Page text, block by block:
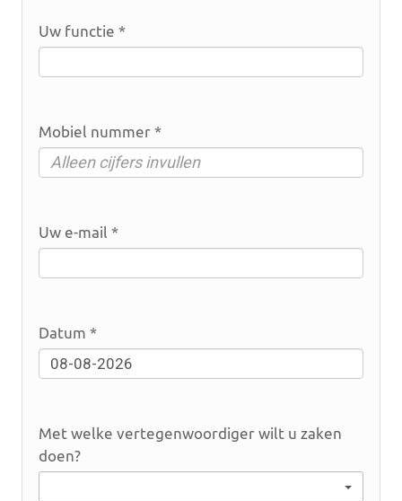
Uw functie *
Mobiel nummer *
Uw e-mail *
Datum *
Met welke vertegenwoordiger wilt u zaken
doen?